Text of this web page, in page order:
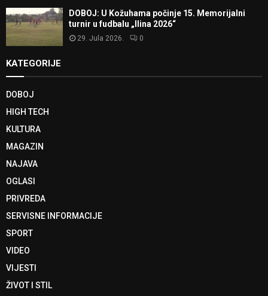
DOBOJ: U Kožuhama počinje 15. Memorijalni
turnir u fudbalu „Ilina 2026“
29. Jula 2026. 0
KATEGORIJE
DOBOJ
HIGH TECH
KULTURA
MAGAZIN
NAJAVA
OGLASI
PRIVREDA
SERVISNE INFORMACIJE
SPORT
VIDEO
VIJESTI
ŽIVOT I STIL